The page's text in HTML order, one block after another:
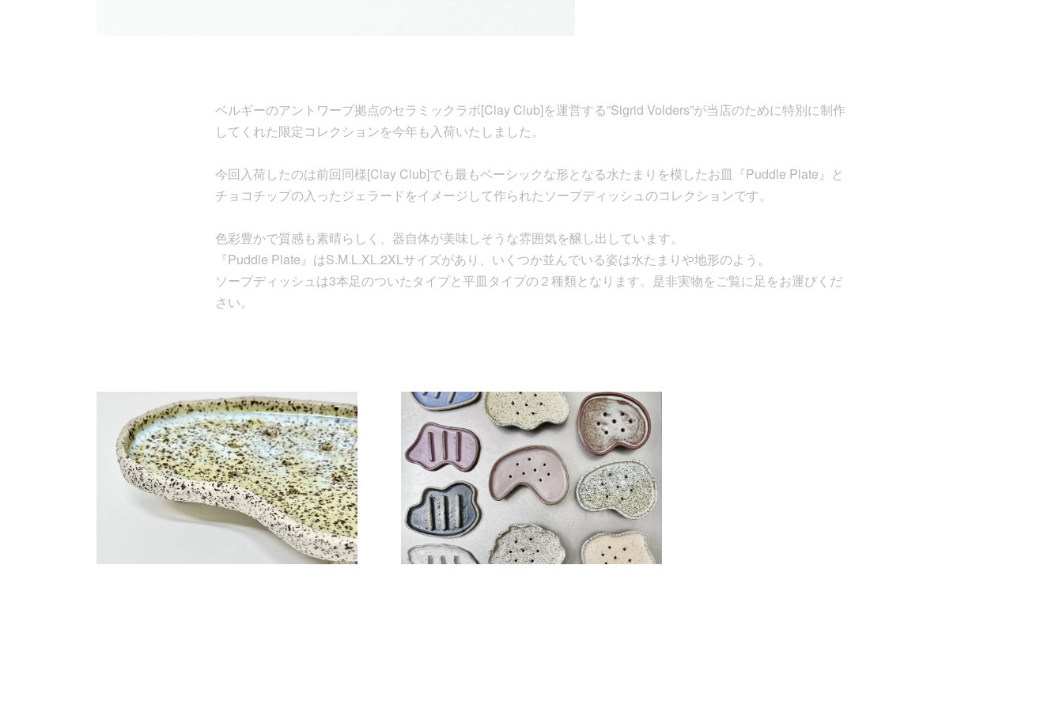
ベルギーのアントワープ拠点のセラミックラボ[Clay Club]を運営する”Sigrid Volders”が当店のために特別に制作
してくれた限定コレクションを今年も入荷いたしました。
今回入荷したのは前回同様[Clay Club]でも最もベーシックな形となる水たまりを模したお皿『Puddle Plate』と
チョコチップの入ったジェラードをイメージして作られたソープディッシュのコレクションです。
色彩豊かで質感も素晴らしく、器自体が美味しそうな雰囲気を醸し出しています。
『Puddle Plate』はS.M.L.XL.2XLサイズがあり、いくつか並んでいる姿は水たまりや地形のよう。
ソープディッシュは3本足のついたタイプと平皿タイプの２種類となります。是非実物をご覧に足をお運びくだ
さい。